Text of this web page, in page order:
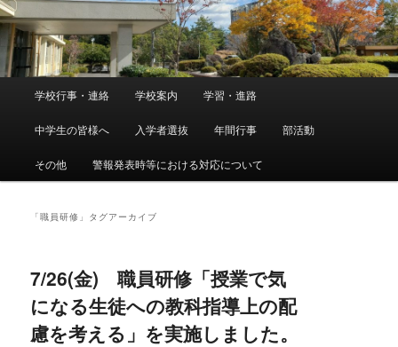
ュ
メ
イ
ン
コ
テ
ン
サ
ブ
コ
ン
ン
ツ
学校行事・連絡 学校案内 学習・進路
中学生の皆様へ 入学者選抜 年間行事 部活動
その他 警報発表時等における対応について
「職員研修 」タグアーカイブ
7/26(金) 職員研修「授業で気
になる生徒への教科指導上の配
慮を考える」を実施しました。